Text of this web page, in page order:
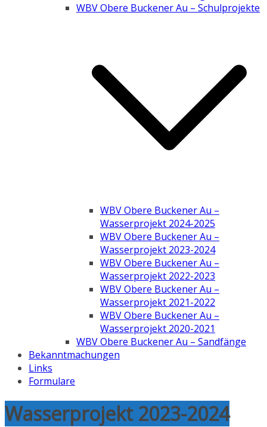
WBV Obere Buckener Au – Schulprojekte
WBV Obere Buckener Au –
Wasserprojekt 2024-2025
WBV Obere Buckener Au –
Wasserprojekt 2023-2024
WBV Obere Buckener Au –
Wasserprojekt 2022-2023
WBV Obere Buckener Au –
Wasserprojekt 2021-2022
WBV Obere Buckener Au –
Wasserprojekt 2020-2021
WBV Obere Buckener Au – Sandfänge
Bekanntmachungen
Links
Formulare
Wasserprojekt 2023-2024